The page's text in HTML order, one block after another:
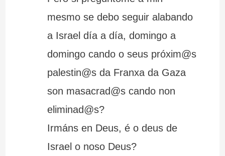
mesmo se debo seguir alabando
a Israel día a día, domingo a
domingo cando o seus próxim@s
palestin@s da Franxa da Gaza
son masacrad@s cando non
eliminad@s?
Irmáns en Deus, é o deus de
Israel o noso Deus?